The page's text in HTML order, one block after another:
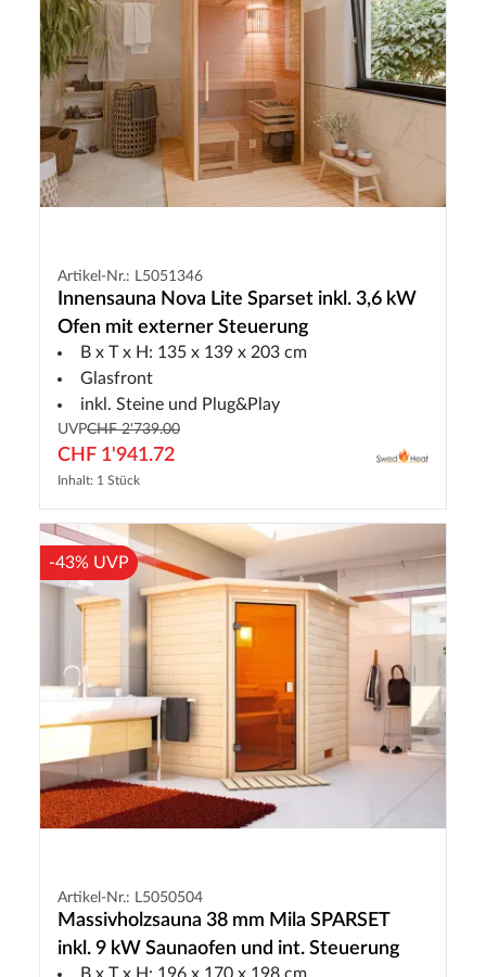
Artikel-Nr.: L5051346
Innensauna Nova Lite Sparset inkl. 3,6 kW
Ofen mit externer Steuerung
B x T x H: 135 x 139 x 203 cm
Glasfront
inkl. Steine und Plug&Play
UVPCHF 2'739.00
CHF 1'941.72
Inhalt: 1 Stück
-43% UVP
Artikel-Nr.: L5050504
Massivholzsauna 38 mm Mila SPARSET
inkl. 9 kW Saunaofen und int. Steuerung